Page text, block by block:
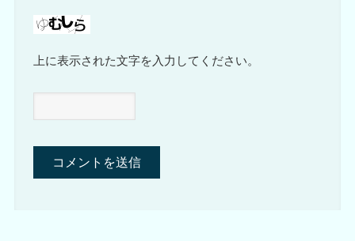
上に表示された文字を入力してください。